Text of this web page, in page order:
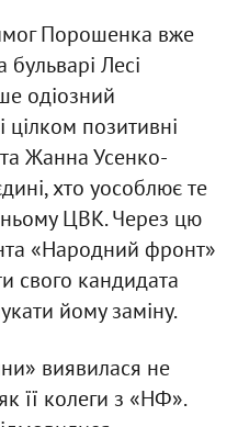
Порошенка вже
бульварі Лесі
одіозний
цілком позитивні
Жанна Усенко-
хто уособлює те
ЦВК. Через цю
«Народний фронт»
свого кандидата
йому заміну.
виявилася не
її колеги з «НФ».